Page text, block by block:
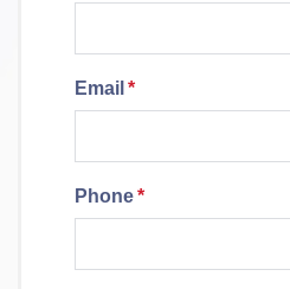
Email *
Phone*